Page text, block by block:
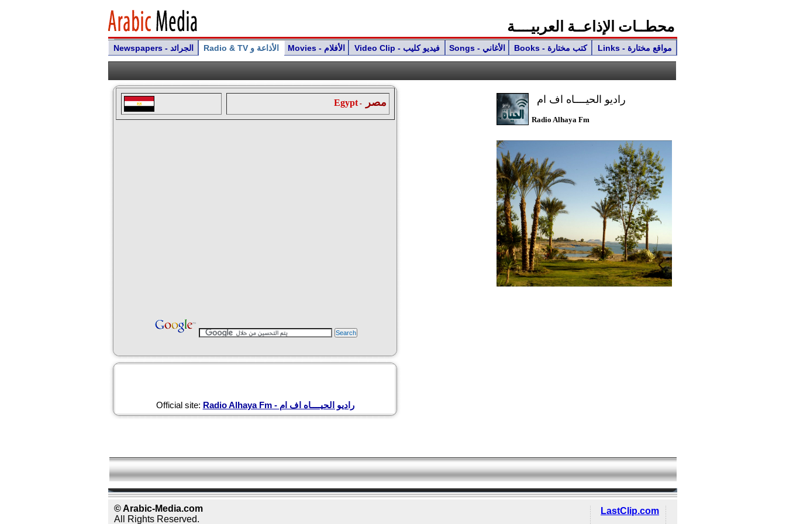
محطــات الإذاعــة العربيــــة
Newspapers - الجرائد Radio & TV الأذاعة و Movies - الأفلام Video Clip - فيديو كليب Songs - الأغاني Books - كتب مختارة Links - مواقع مختارة
Egypt- مصر
Official site: Radio Alhaya Fm - راديو الحيــــاه اف ام
راديو الحيــــاه اف ام
Radio Alhaya Fm
© Arabic-Media.com
All Rights Reserved.
LastClip.com